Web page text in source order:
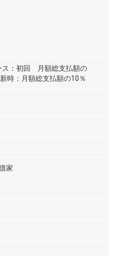
ス：初回 月額総支払額の
時：月額総支払額の10％
家